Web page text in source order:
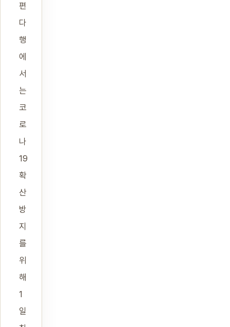
편
다
행
에
서
는
코
로
나
19
확
산
방
지
를
위
해
1
일